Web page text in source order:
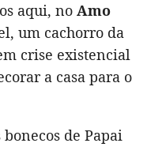
aqui, no Amo
um cachorro da
crise existencial
a casa para o
de Papai